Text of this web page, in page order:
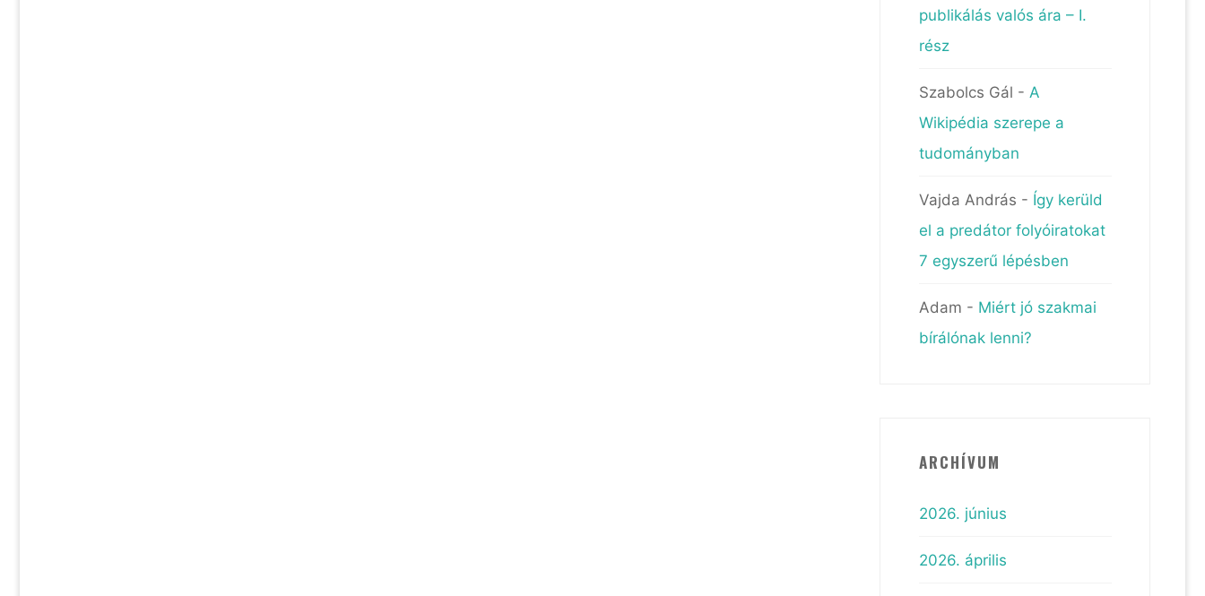
publikálás valós ára – I.
rész
Szabolcs Gál - A
Wikipédia szerepe a
tudományban
Vajda András - Így kerüld
el a predátor folyóiratokat
7 egyszerű lépésben
Adam - Miért jó szakmai
bírálónak lenni?
ARCHÍVUM
2026. június
2026. április